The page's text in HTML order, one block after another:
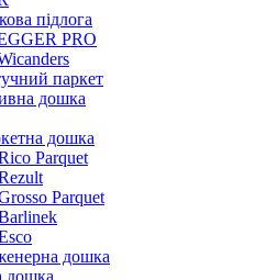
підлога
PRO
паркет
дошка
дошка
Parquet
Parquet
дошка
дошка